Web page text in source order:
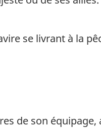
se livrant à la
de son équipage,